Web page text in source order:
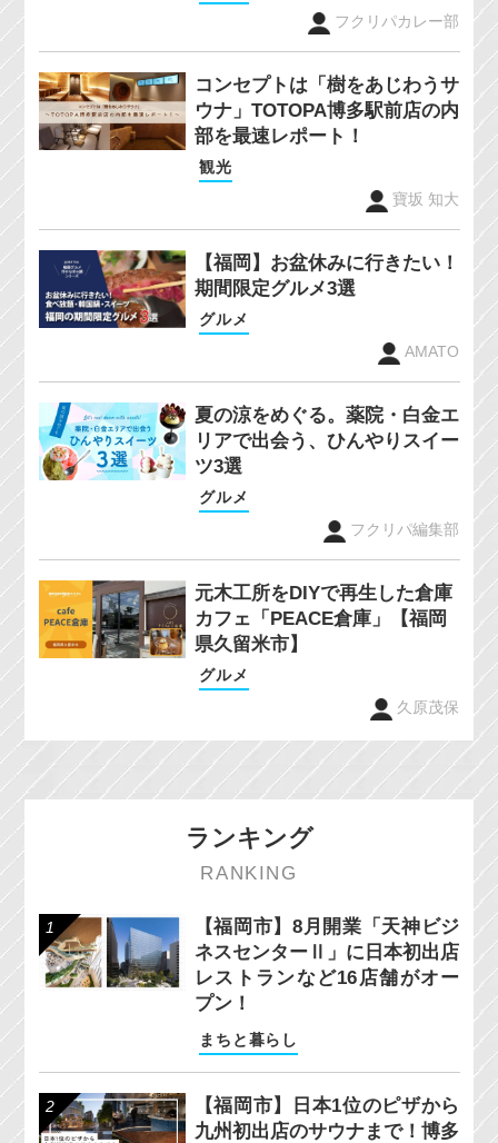
フクリパカレー部
コンセプトは「樹をあじわうサ
ウナ」TOTOPA博多駅前店の内
部を最速レポート！
観光
寶坂 知大
【福岡】お盆休みに行きたい！
期間限定グルメ3選
グルメ
AMATO
夏の涼をめぐる。薬院・白金エ
リアで出会う、ひんやりスイー
ツ3選
グルメ
フクリパ編集部
元木工所をDIYで再生した倉庫
カフェ「PEACE倉庫」【福岡
県久留米市】
グルメ
久原茂保
ランキング
RANKING
【福岡市】8月開業「天神ビジ
ネスセンターⅡ」に日本初出店
レストランなど16店舗がオー
プン！
まちと暮らし
【福岡市】日本1位のピザから
九州初出店のサウナまで！博多